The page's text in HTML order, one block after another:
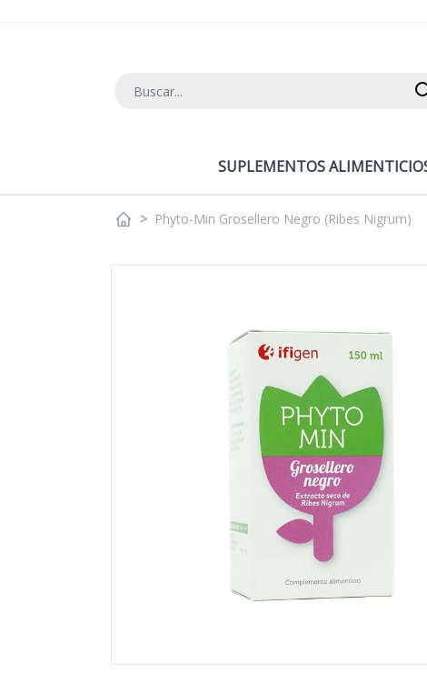
SUPLEMENTOS
> Phyto-Min Grosellero Negro (Ribes Nigrum)